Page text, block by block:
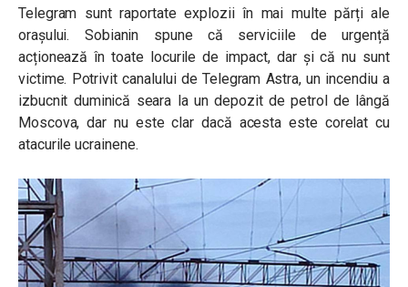
Telegram sunt raportate explozii în mai multe părți ale
orașului. Sobianin spune că serviciile de urgență
acționează în toate locurile de impact, dar și că nu sunt
victime. Potrivit canalului de Telegram Astra, un incendiu a
izbucnit duminică seara la un depozit de petrol de lângă
Moscova, dar nu este clar dacă acesta este corelat cu
atacurile ucrainene.